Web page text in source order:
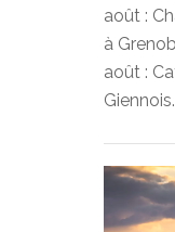
août :
à
août :